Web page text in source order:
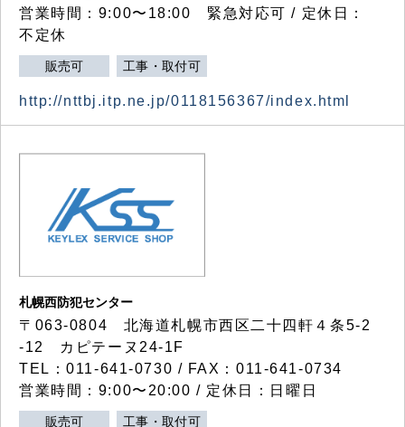
営業時間：9:00〜18:00 緊急対応可 / 定休日：
不定休
販売可 工事・取付可
http://nttbj.itp.ne.jp/0118156367/index.html
札幌西防犯センター
〒063-0804 北海道札幌市西区二十四軒４条5-2
-12 カピテーヌ24-1F
TEL：011-641-0730 / FAX：011-641-0734
営業時間：9:00〜20:00 / 定休日：日曜日
販売可 工事・取付可